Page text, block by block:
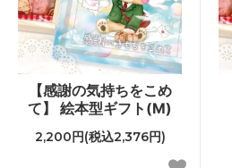
【感謝の気持ちをこめ
て】 絵本型ギフト(M)
2,200円(税込2,376円)